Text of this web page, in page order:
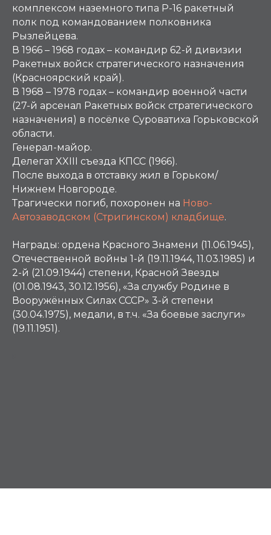
комплексом наземного типа Р-16 ракетный
полк под командованием полковника
Рызлейцева.
В 1966 – 1968 годах – командир 62-й дивизии
Ракетных войск стратегического назначения
(Красноярский край).
В 1968 – 1978 годах – командир военной части
(27-й арсенал Ракетных войск стратегического
назначения) в посёлке Суроватиха Горьковской
области.
Генерал-майор.
Делегат XXIII съезда КПСС (1966).
После выхода в отставку жил в Горьком/
Нижнем Новгороде.
Трагически погиб, похоронен на Ново-
Автозаводском (Стригинском) кладбище.
Награды: ордена Красного Знамени (11.06.1945),
Отечественной войны 1-й (19.11.1944, 11.03.1985) и
2-й (21.09.1944) степени, Красной Звезды
(01.08.1943, 30.12.1956), «За службу Родине в
Вооружённых Силах СССР» 3-й степени
(30.04.1975), медали, в т.ч. «За боевые заслуги»
(19.11.1951).